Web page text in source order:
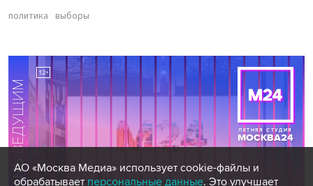
политика выборы
АО «Москва Медиа» использует cookie-файлы и
обрабатывает персональные данные. Это улучшает